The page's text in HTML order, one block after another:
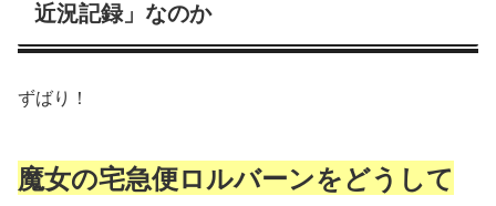
近況記録」なのか
ずばり！
魔女の宅急便ロルバーンをどうして